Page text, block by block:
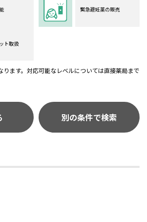
緊急避妊薬の販売
ト取扱
ます。対応可能なレベルについては直接薬局まで
別の条件で検索